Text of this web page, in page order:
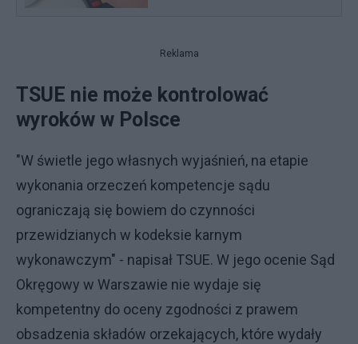
Reklama
TSUE nie może kontrolować
wyroków w Polsce
"W świetle jego własnych wyjaśnień, na etapie
wykonania orzeczeń kompetencje sądu
ograniczają się bowiem do czynności
przewidzianych w kodeksie karnym
wykonawczym" - napisał TSUE. W jego ocenie Sąd
Okręgowy w Warszawie nie wydaje się
kompetentny do oceny zgodności z prawem
obsadzenia składów orzekających, które wydały